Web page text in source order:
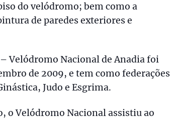
do velódromo; bem como a
de paredes exteriores e
– Velódromo Nacional de Anadia foi
de 2009, e tem como federações
Judo e Esgrima.
o Velódromo Nacional assistiu ao